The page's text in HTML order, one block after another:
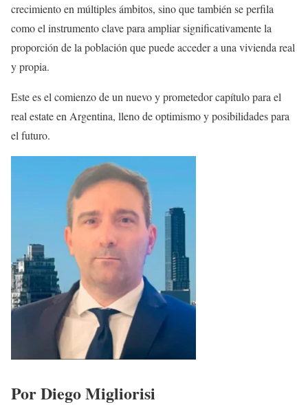
crecimiento en múltiples ámbitos, sino que también se perfila
como el instrumento clave para ampliar significativamente la
proporción de la población que puede acceder a una vivienda real
y propia.
Este es el comienzo de un nuevo y prometedor capítulo para el
real estate en Argentina, lleno de optimismo y posibilidades para
el futuro.
Por Diego Migliorisi